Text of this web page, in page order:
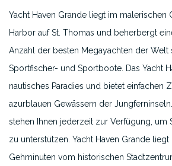
Yacht Haven Grande liegt im malerischen
Harbor auf St. Thomas und beherbergt
Anzahl der besten Megayachten der Welt
Sportfischer- und Sportboote. Das Yacht
nautisches Paradies und bietet einfachen
azurblauen Gewässern der
stehen Ihnen jederzeit zur Verfügung, um
zu unterstützen. Yacht Haven Grande
Gehminuten vom historischen